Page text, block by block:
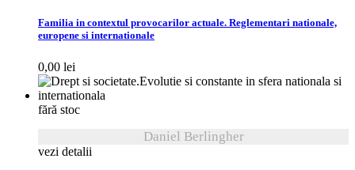
Familia in contextul provocarilor actuale. Reglementari nationale,
europene si internationale
0,00 lei
fără stoc
Daniel Berlingher
vezi detalii